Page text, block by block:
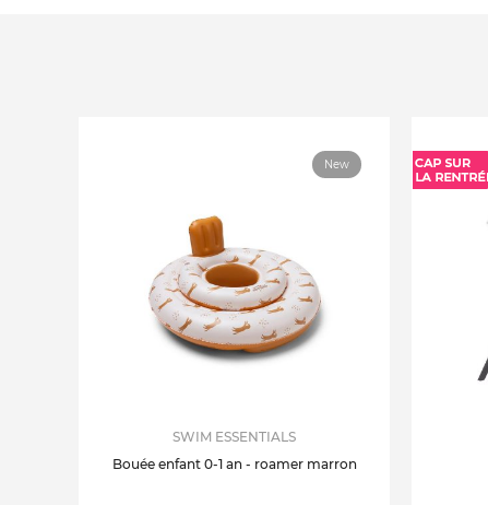
New
SWIM ESSENTIALS
Bouée enfant 0-1 an - roamer marron